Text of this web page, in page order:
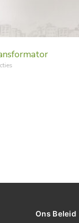
Ons Beleid